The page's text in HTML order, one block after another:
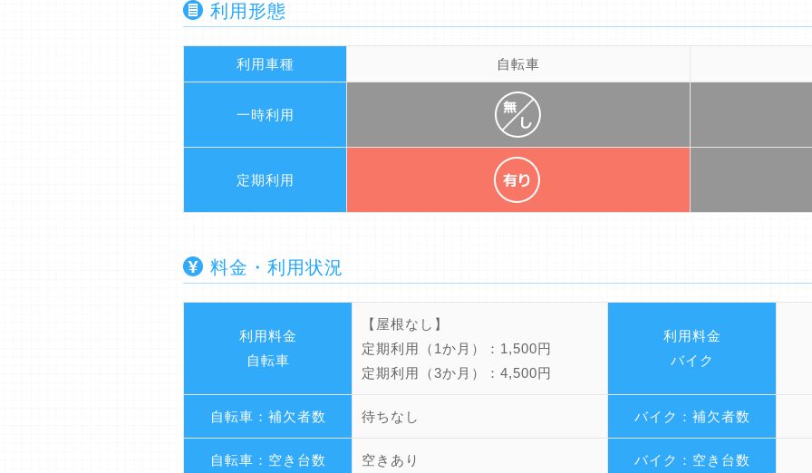
利用形態
利用車種 自転車
一時利用
定期利用
料金・利用状況
利用料金
自転車
【屋根なし】
定期利用（1か月）：1,500円
定期利用（3か月）：4,500円
利用料金
バイク
自転車：補欠者数 待ちなし バイク：補欠者数
自転車：空き台数 空きあり バイク：空き台数